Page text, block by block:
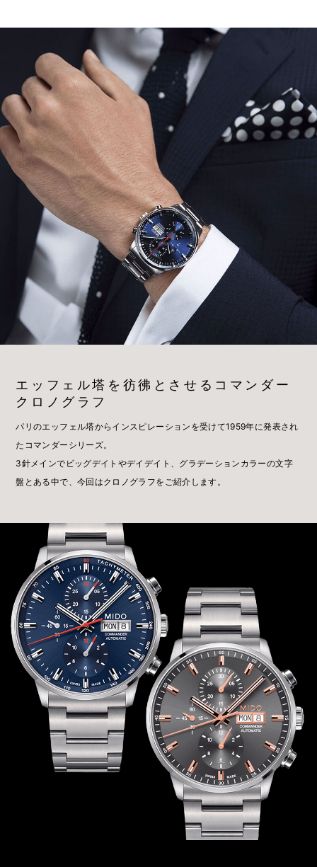
エッフェル塔を彷彿とさせるコマンダー
クロノグラフ
パリのエッフェル塔からインスピレーションを受けて1959年に発表され
たコマンダーシリーズ。
3針メインでビッグデイトやデイデイト、グラデーションカラーの文字
盤とある中で、今回はクロノグラフをご紹介します。